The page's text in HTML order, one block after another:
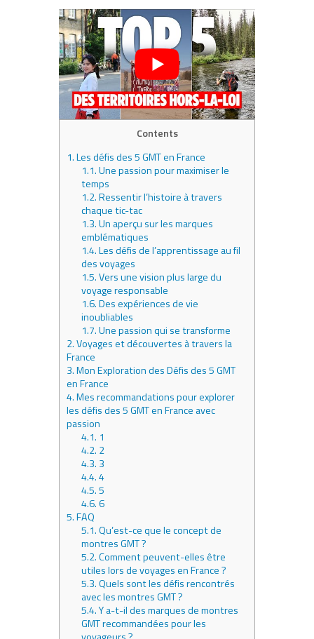
Contents
1.Les défis des 5 GMT en France
1.1.Une passion pour maximiser le
temps
1.2.Ressentir l’histoire à travers
chaque tic-tac
1.3.Un aperçu sur les marques
emblématiques
1.4.Les défis de l’apprentissage au fil
des voyages
1.5.Vers une vision plus large du
voyage responsable
1.6.Des expériences de vie
inoubliables
1.7.Une passion qui se transforme
2.Voyages et découvertes à travers la
France
3.Mon Exploration des Défis des 5 GMT
en France
4.Mes recommandations pour explorer
les défis des 5 GMT en France avec
passion
4.1. 1
4.2. 2
4.3. 3
4.4.4
4.5.5
4.6.6
5.FAQ
5.1.Qu’est-ce que le concept de
montres GMT ?
5.2.Comment peuvent-elles être
utiles lors de voyages en France ?
5.3.Quels sont les défis rencontrés
avec les montres GMT ?
5.4.Y a-t-il des marques de montres
GMT recommandées pour les